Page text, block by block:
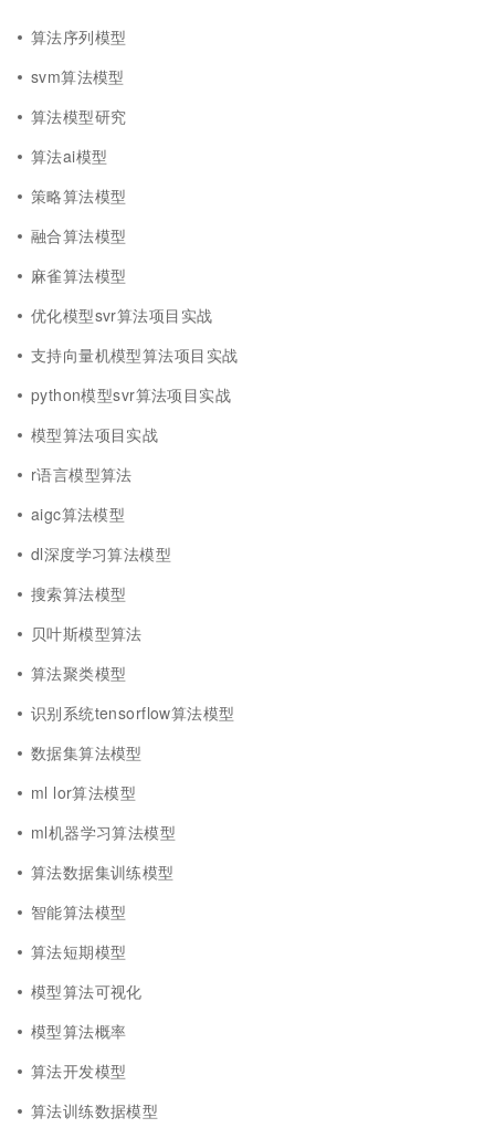
算法序列模型
svm算法模型
算法模型研究
算法ai模型
策略算法模型
融合算法模型
麻雀算法模型
优化模型svr算法项目实战
支持向量机模型算法项目实战
python模型svr算法项目实战
模型算法项目实战
r语言模型算法
aigc算法模型
dl深度学习算法模型
搜索算法模型
贝叶斯模型算法
算法聚类模型
识别系统tensorflow算法模型
数据集算法模型
ml lor算法模型
ml机器学习算法模型
算法数据集训练模型
智能算法模型
算法短期模型
模型算法可视化
模型算法概率
算法开发模型
算法训练数据模型